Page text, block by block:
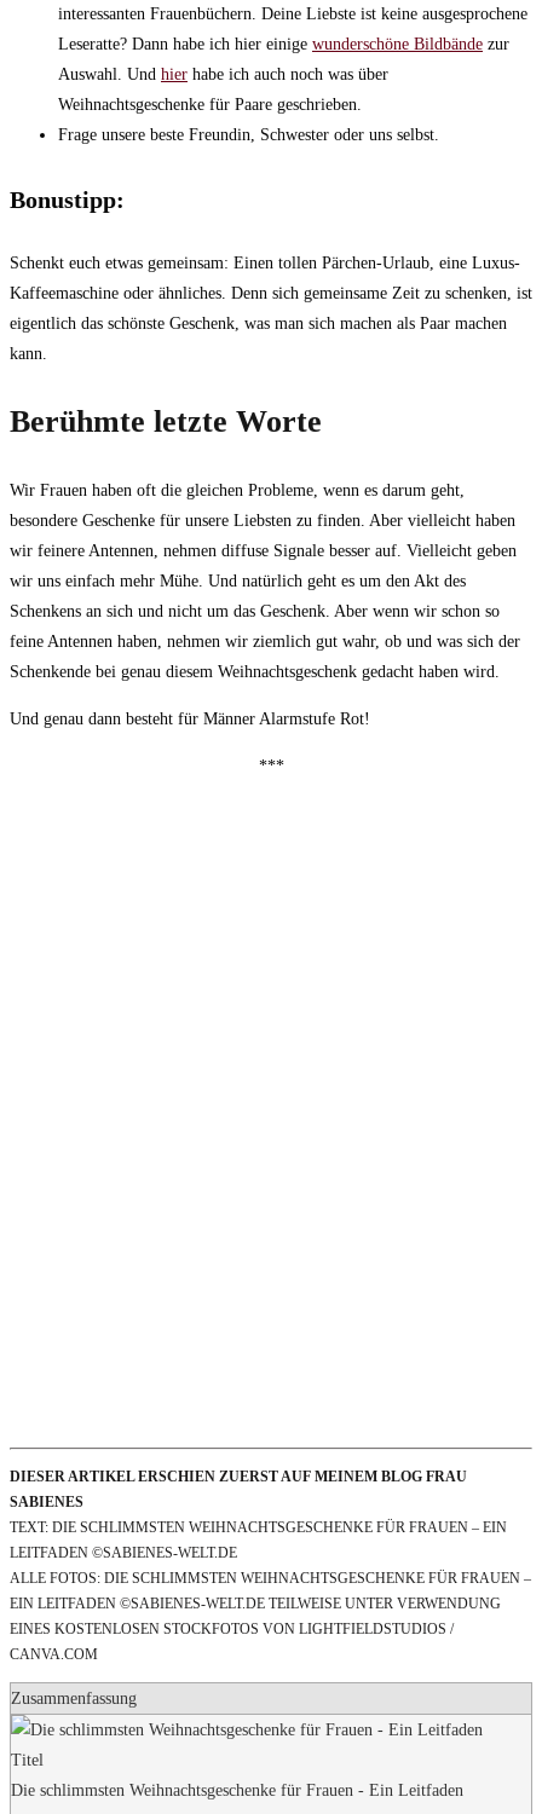
interessanten Frauenbüchern. Deine Liebste ist keine ausgesprochene
Leseratte? Dann habe ich hier einige wunderschöne Bildbände zur
Auswahl. Und hier habe ich auch noch was über
Weihnachtsgeschenke für Paare geschrieben.
Frage unsere beste Freundin, Schwester oder uns selbst.
Bonustipp:
Schenkt euch etwas gemeinsam: Einen tollen Pärchen-Urlaub, eine Luxus-
Kaffeemaschine oder ähnliches. Denn sich gemeinsame Zeit zu schenken, ist
eigentlich das schönste Geschenk, was man sich machen als Paar machen
kann.
Berühmte letzte Worte
Wir Frauen haben oft die gleichen Probleme, wenn es darum geht,
besondere Geschenke für unsere Liebsten zu finden. Aber vielleicht haben
wir feinere Antennen, nehmen diffuse Signale besser auf. Vielleicht geben
wir uns einfach mehr Mühe. Und natürlich geht es um den Akt des
Schenkens an sich und nicht um das Geschenk. Aber wenn wir schon so
feine Antennen haben, nehmen wir ziemlich gut wahr, ob und was sich der
Schenkende bei genau diesem Weihnachtsgeschenk gedacht haben wird.
Und genau dann besteht für Männer Alarmstufe Rot!
***
DIESER ARTIKEL ERSCHIEN ZUERST AUF MEINEM BLOG FRAU
SABIENES
TEXT: DIE SCHLIMMSTEN WEIHNACHTSGESCHENKE FÜR FRAUEN – EIN
LEITFADEN ©SABIENES-WELT.DE
ALLE FOTOS: DIE SCHLIMMSTEN WEIHNACHTSGESCHENKE FÜR FRAUEN –
EIN LEITFADEN ©SABIENES-WELT.DE TEILWEISE UNTER VERWENDUNG
EINES KOSTENLOSEN STOCKFOTOS VON LIGHTFIELDSTUDIOS /
CANVA.COM
Zusammenfassung
Titel
Die schlimmsten Weihnachtsgeschenke für Frauen - Ein Leitfaden